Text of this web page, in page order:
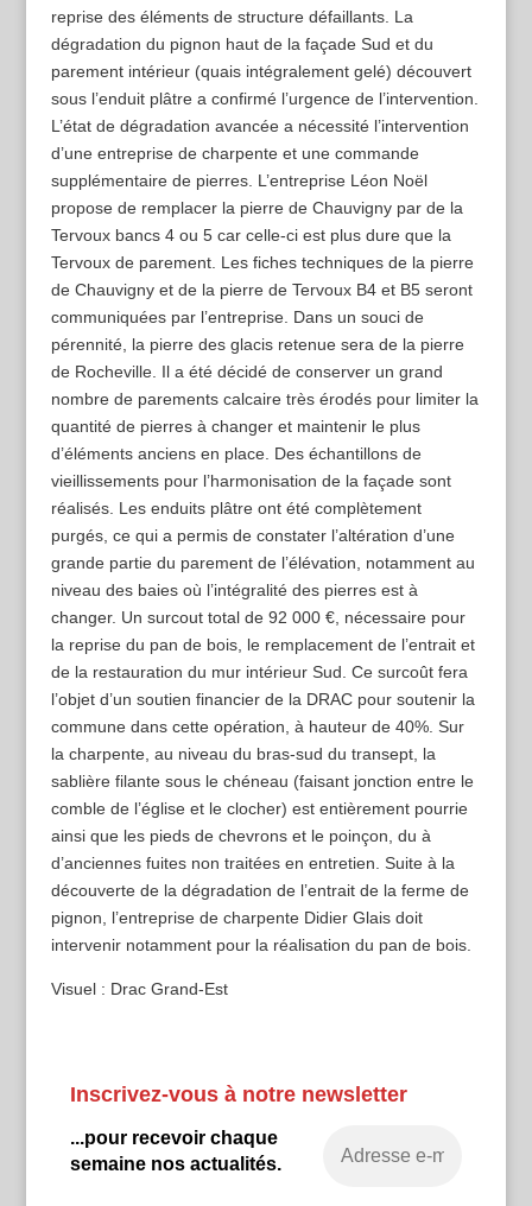
reprise des éléments de structure défaillants. La
dégradation du pignon haut de la façade Sud et du
parement intérieur (quais intégralement gelé) découvert
sous l’enduit plâtre a confirmé l’urgence de l’intervention.
L’état de dégradation avancée a nécessité l’intervention
d’une entreprise de charpente et une commande
supplémentaire de pierres. L’entreprise Léon Noël
propose de remplacer la pierre de Chauvigny par de la
Tervoux bancs 4 ou 5 car celle-ci est plus dure que la
Tervoux de parement. Les fiches techniques de la pierre
de Chauvigny et de la pierre de Tervoux B4 et B5 seront
communiquées par l’entreprise. Dans un souci de
pérennité, la pierre des glacis retenue sera de la pierre
de Rocheville. Il a été décidé de conserver un grand
nombre de parements calcaire très érodés pour limiter la
quantité de pierres à changer et maintenir le plus
d’éléments anciens en place. Des échantillons de
vieillissements pour l’harmonisation de la façade sont
réalisés. Les enduits plâtre ont été complètement
purgés, ce qui a permis de constater l’altération d’une
grande partie du parement de l’élévation, notamment au
niveau des baies où l’intégralité des pierres est à
changer. Un surcout total de 92 000 €, nécessaire pour
la reprise du pan de bois, le remplacement de l’entrait et
de la restauration du mur intérieur Sud. Ce surcoût fera
l’objet d’un soutien financier de la DRAC pour soutenir la
commune dans cette opération, à hauteur de 40%. Sur
la charpente, au niveau du bras-sud du transept, la
sablière filante sous le chéneau (faisant jonction entre le
comble de l’église et le clocher) est entièrement pourrie
ainsi que les pieds de chevrons et le poinçon, du à
d’anciennes fuites non traitées en entretien. Suite à la
découverte de la dégradation de l’entrait de la ferme de
pignon, l’entreprise de charpente Didier Glais doit
intervenir notamment pour la réalisation du pan de bois.
Visuel : Drac Grand-Est
Inscrivez-vous à notre newsletter
...pour recevoir chaque
semaine nos actualités.